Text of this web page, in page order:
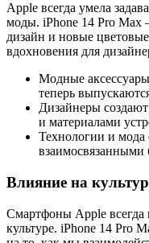
Apple всегда умела
моды. iPhone 14 Pro Max
дизайн и новые
вдохновения для
Модные
теперь
Дизайнеры
и материалами
Технологии и мода
взаимосвязанными
Влияние на
Смартфоны Apple всегда
культуре. iPhone 14 Pro